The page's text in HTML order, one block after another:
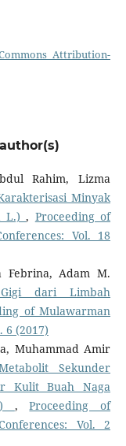
Attribution-
Rahim, Lizma
Minyak
L.), Proceeding of
Vol. 18
Febrina, Adam M.
dari Limbah
of Mulawarman
6 (2017)
Muhammad Amir
Sekunder
Kulit Buah Naga
,Proceeding of
Vol. 2